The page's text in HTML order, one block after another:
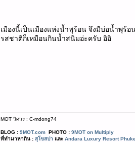
เมืองนี้เป็นเมืองแห่งน้ำพุร้อน จึงมีบ่อน้ำพุ
รสชาติก็เหมือนกินน้ำสนิมอ่ะครับ อิอิ
MOT วิศวะ : C-mdong74
BLOG : 9MOT.comPHOTO : 9MOT on Multiply
ที่ทำมาหากิน : สุโขสปา และ Andara Luxury Resort